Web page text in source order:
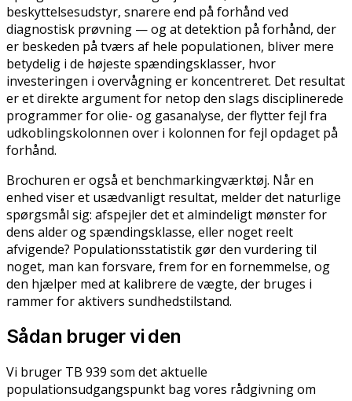
beskyttelsesudstyr, snarere end på forhånd ved
diagnostisk prøvning — og at detektion på forhånd, der
er beskeden på tværs af hele populationen, bliver mere
betydelig i de højeste spændingsklasser, hvor
investeringen i overvågning er koncentreret. Det resultat
er et direkte argument for netop den slags disciplinerede
programmer for olie- og gasanalyse, der flytter fejl fra
udkoblingskolonnen over i kolonnen for fejl opdaget på
forhånd.
Brochuren er også et benchmarkingværktøj. Når en
enhed viser et usædvanligt resultat, melder det naturlige
spørgsmål sig: afspejler det et almindeligt mønster for
dens alder og spændingsklasse, eller noget reelt
afvigende? Populationsstatistik gør den vurdering til
noget, man kan forsvare, frem for en fornemmelse, og
den hjælper med at kalibrere de vægte, der bruges i
rammer for aktivers sundhedstilstand.
Sådan bruger vi den
Vi bruger TB 939 som det aktuelle
populationsudgangspunkt bag vores rådgivning om